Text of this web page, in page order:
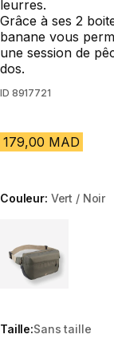
leurres.
Grâce à ses 2
banane vous
une session de
dos.
ID 8917721
179,00 MAD
Couleur: Vert / Noir
Taille:Sans taille